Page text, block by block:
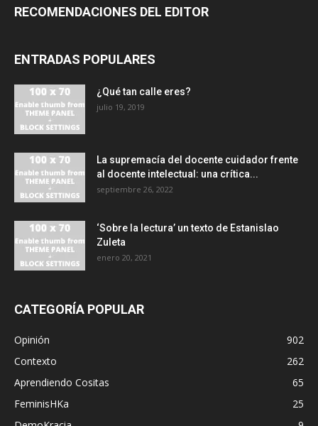
RECOMENDACIONES DEL EDITOR
ENTRADAS POPULARES
¿Qué tan calle eres?
julio 19, 2019
La supremacía del docente cuidador frente
al docente intelectual: una crítica...
septiembre 26, 2022
‘Sobre la lectura’ un texto de Estanislao
Zuleta
enero 20, 2021
CATEGORÍA POPULAR
Opinión
902
Contexto
262
Aprendiendo Cositas
65
FeminisHKa
25